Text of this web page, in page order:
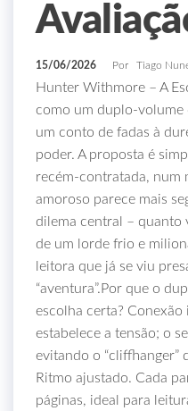
15/06/2026 Por Tiago
Hunter Withmore – A
como um
um conto de fadas à
poder. A proposta é
recém‑contratada,
amoroso parece mais
dilema central – quanto
de um lorde frio e
leitora que já se viu
“aventura”.Por que o
escolha certa?
estabelece a tensão; o
evitando o “cliffhanger”
Ritmo ajustado. Cada
páginas, ideal para